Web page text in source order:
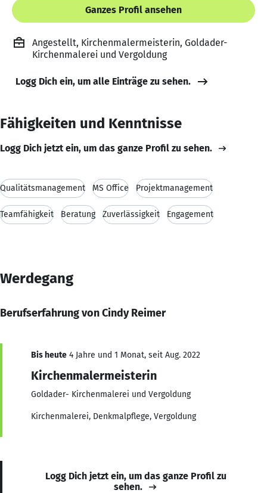
Ganzes Profil ansehen
Angestellt, Kirchenmalermeisterin, Goldader-
Kirchenmalerei und Vergoldung
Logg Dich ein, um alle Einträge zu sehen.
Fähigkeiten und Kenntnisse
Logg Dich jetzt ein, um das ganze Profil zu sehen.
Qualitätsmanagement MS Office Projektmanagement
Teamfähigkeit Beratung Zuverlässigkeit Engagement
Werdegang
Berufserfahrung von Cindy Reimer
Bis heute 4 Jahre und 1 Monat, seit Aug. 2022
Kirchenmalermeisterin
Goldader- Kirchenmalerei und Vergoldung
Kirchenmalerei, Denkmalpflege, Vergoldung
Logg Dich jetzt ein, um das ganze Profil zu
sehen.